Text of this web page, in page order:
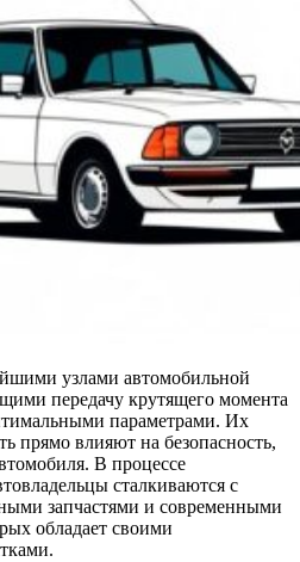
узлами автомобильной
передачу крутящего момента
параметрами. Их
прямо влияют на безопасность,
В процессе
сталкиваются с
запчастями и современными
обладает своими